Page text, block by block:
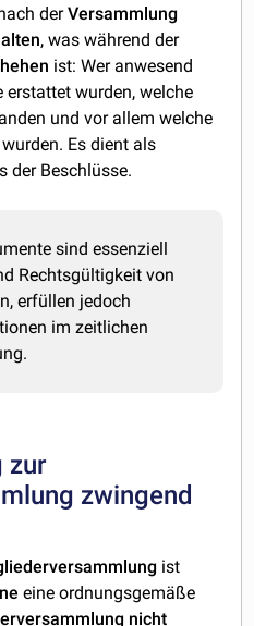
derVersammlung
, was während der
ist: Wer anwesend
erstattet wurden, welche
und vor allem welche
Es dient als
der Beschlüsse.
sind essenziell
Rechtsgültigkeit von
erfüllen jedoch
im zeitlichen
zur
zwingend
ist
eine ordnungsgemäße
nicht